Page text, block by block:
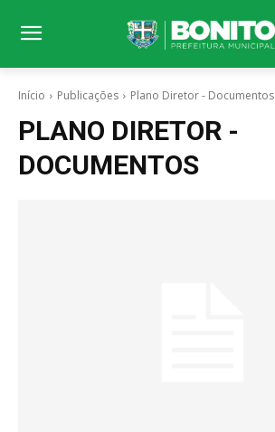
Início Publicações Plano Diretor - Documentos
PLANO DIRETOR -
DOCUMENTOS